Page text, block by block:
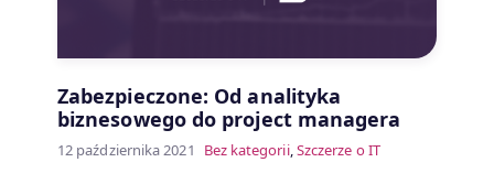
Zabezpieczone: Od analityka
biznesowego do project managera
12 października 2021 Bez kategorii,Szczerze o IT